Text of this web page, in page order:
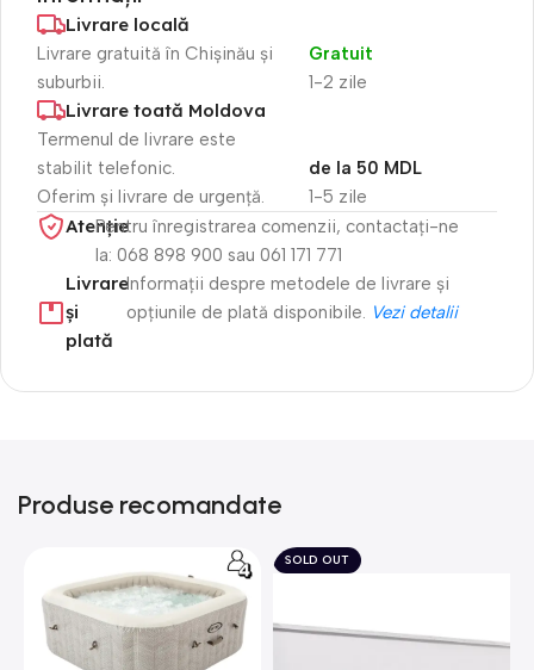
Livrare locală
Livrare gratuită în Chișinău și
suburbii.
1-2 zile
Gratuit
Livrare toată Moldova
Termenul de livrare este
stabilit telefonic.
Oferim și livrare de urgență.
1-5 zile
de la 50 MDL
Atenție​Pentru înregistrarea comenzii, contactați-ne
la: 068 898 900 sau 061 171 771
Livrare
și
plată
Informații despre metodele de livrare și
opțiunile de plată disponibile. Vezi detalii
Produse recomandate
SOLD OUT